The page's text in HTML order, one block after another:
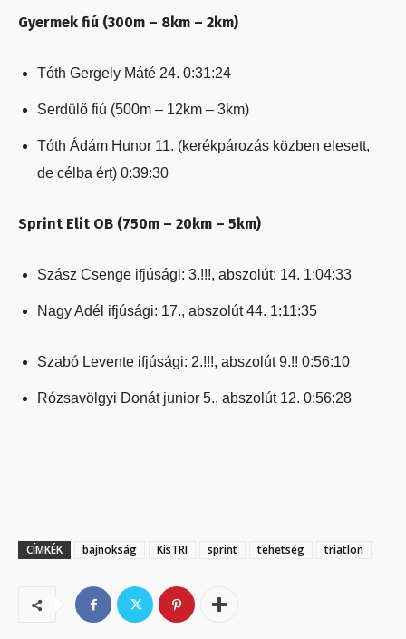
Gyermek fiú (300m – 8km – 2km)
Tóth Gergely Máté 24. 0:31:24
Serdülő fiú (500m – 12km – 3km)
Tóth Ádám Hunor 11. (kerékpározás közben elesett,
de célba ért) 0:39:30
Sprint Elit OB (750m – 20km – 5km)
Szász Csenge ifjúsági: 3.!!!, abszolút: 14. 1:04:33
Nagy Adél ifjúsági: 17., abszolút 44. 1:11:35
Szabó Levente ifjúsági: 2.!!!, abszolút 9.!! 0:56:10
Rózsavölgyi Donát junior 5., abszolút 12. 0:56:28
CÍMKÉK bajnokság KisTRI sprint tehetség triatlon